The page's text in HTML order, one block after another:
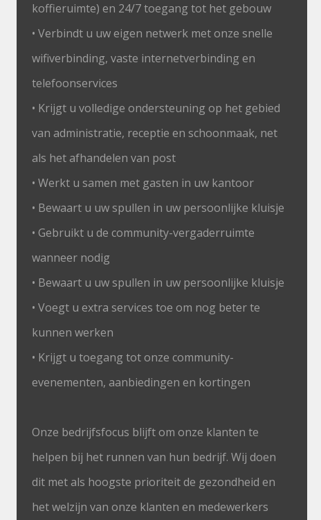
koffieruimte) en 24/7 toegang tot het gebouw
• Verbindt u uw eigen netwerk met onze snelle
wifiverbinding, vaste internetverbinding en
telefoonservices
• Krijgt u volledige ondersteuning op het gebied
van administratie, receptie en schoonmaak, net
als het afhandelen van post
• Werkt u samen met gasten in uw kantoor
• Bewaart u uw spullen in uw persoonlijke kluisje
• Gebruikt u de community-vergaderruimte
wanneer nodig
• Bewaart u uw spullen in uw persoonlijke kluisje
• Voegt u extra services toe om nog beter te
kunnen werken
• Krijgt u toegang tot onze community-
evenementen, aanbiedingen en kortingen
Onze bedrijfsfocus blijft om onze klanten te
helpen bij het runnen van hun bedrijf. Wij doen
dit met als hoogste prioriteit de gezondheid en
het welzijn van onze klanten en medewerkers